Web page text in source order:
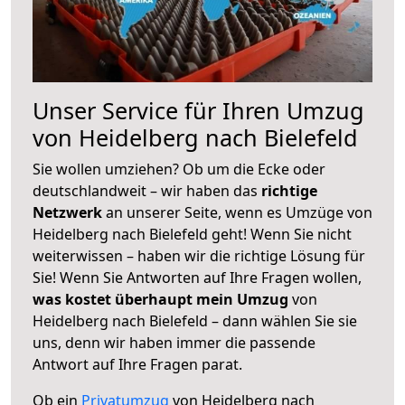
Unser Service für Ihren Umzug
von Heidelberg nach Bielefeld
Sie wollen umziehen? Ob um die Ecke oder
deutschlandweit – wir haben das richtige
Netzwerkan unserer Seite, wenn es Umzüge von
Heidelberg nach Bielefeld geht! Wenn Sie nicht
weiterwissen – haben wir die richtige Lösung für
Sie! Wenn Sie Antworten auf Ihre Fragen wollen,
was kostet überhaupt mein Umzug von
Heidelberg nach Bielefeld – dann wählen Sie sie
uns, denn wir haben immer die passende
Antwort auf Ihre Fragen parat.
Ob ein Privatumzug von Heidelberg nach